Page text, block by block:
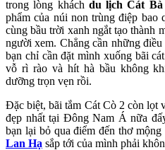
trong lòng khách du lịch Cát Bà
phẩm của núi non trùng điệp bao
cùng bầu trời xanh ngắt tạo thành
người xem. Chẳng cần những
bạn chỉ cần đặt mình xuống bãi
vỗ rì rào và hít hà bầu không
dưỡng trọn vẹn rồi.
Đặc biệt, bãi tắm Cát Cò 2 còn lọt
đẹp nhất tại Đông Nam Á nữa
bạn lại bỏ qua điểm đến thơ
Lan Hạ sắp tới của mình phải